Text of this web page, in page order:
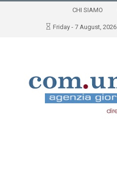
CHI SIAMO
Friday - 7 August, 2026